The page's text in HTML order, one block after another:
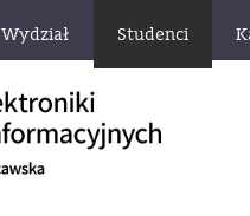
Wydział Studenci